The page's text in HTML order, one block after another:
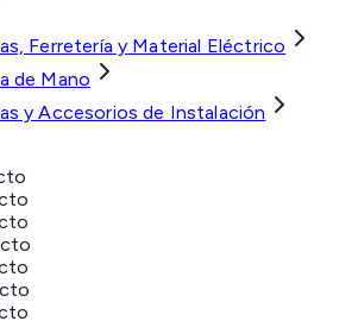
Ferretería y Material Eléctrico
de Mano
y Accesorios de Instalación